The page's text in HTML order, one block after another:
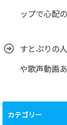
ップで心配
すとぷりの
や歌声動画
カテゴリー